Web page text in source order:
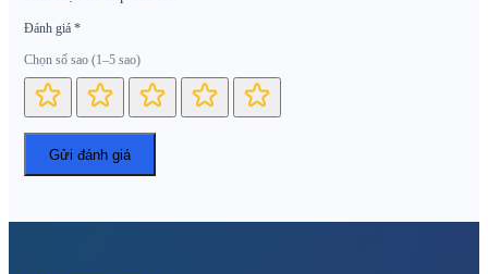
Đánh giá *
Chọn số sao (1–5 sao)